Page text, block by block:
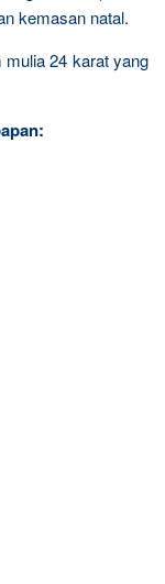
kemasan natal.
24 karat yang